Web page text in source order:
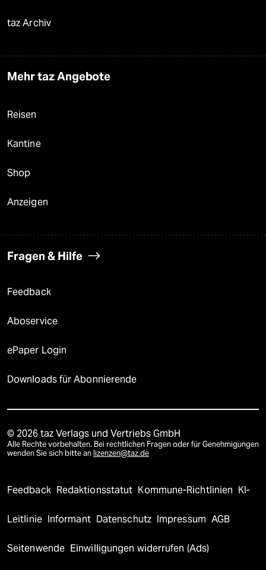
taz Archiv
Mehr taz Angebote
Reisen
Kantine
Shop
Anzeigen
Fragen & Hilfe
Feedback
Aboservice
ePaper Login
Downloads für Abonnierende
© 2026 taz Verlags und Vertriebs GmbH
Alle Rechte vorbehalten. Bei rechtlichen Fragen oder für Genehmigungen
wenden Sie sich bitte an lizenzen@taz.de
Feedback Redaktionsstatut Kommune-Richtlinien KI-
Leitlinie Informant Datenschutz Impressum AGB
Seitenwende Einwilligungen widerrufen (Ads)